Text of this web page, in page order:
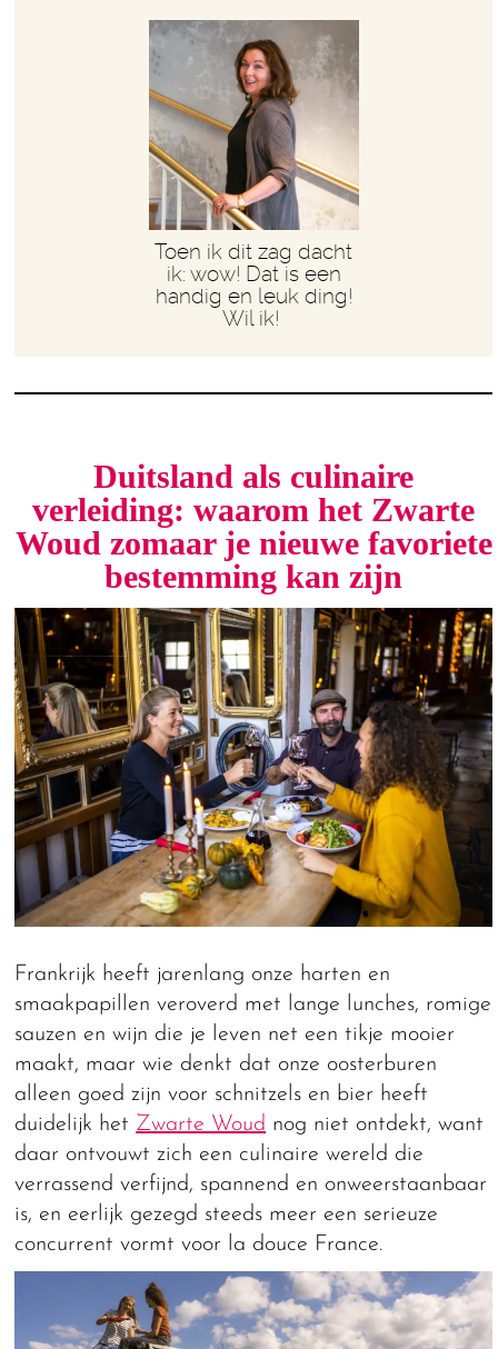
Toen ik dit zag dacht
ik: wow! Dat is een
handig en leuk ding!
Wil ik!
Duitsland als culinaire
verleiding: waarom het Zwarte
Woud zomaar je nieuwe favoriete
bestemming kan zijn
Frankrijk heeft jarenlang onze harten en
smaakpapillen veroverd met lange lunches, romige
sauzen en wijn die je leven net een tikje mooier
maakt, maar wie denkt dat onze oosterburen
alleen goed zijn voor schnitzels en bier heeft
duidelijk het Zwarte Woud nog niet ontdekt, want
daar ontvouwt zich een culinaire wereld die
verrassend verfijnd, spannend en onweerstaanbaar
is, en eerlijk gezegd steeds meer een serieuze
concurrent vormt voor la douce France.